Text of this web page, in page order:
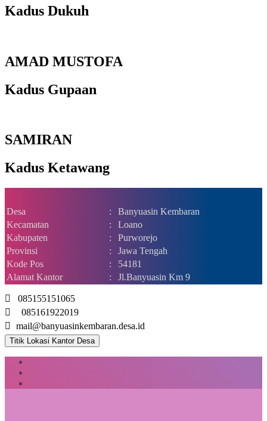
Kadus Dukuh
AMAD MUSTOFA
Kadus Gupaan
SAMIRAN
Kadus Ketawang
Desa :
Banyuasin Kembaran
Kecamatan
:
Loano
Kabupaten
:
Purworejo
Provinsi
:
Jawa Tengah
Kode Pos
:
54181
Alamat Kantor
: Jl.Banyuasin Km 9
085155151065
085161922019
mail@banyuasinkembaran.desa.id
Titik Lokasi Kantor Desa